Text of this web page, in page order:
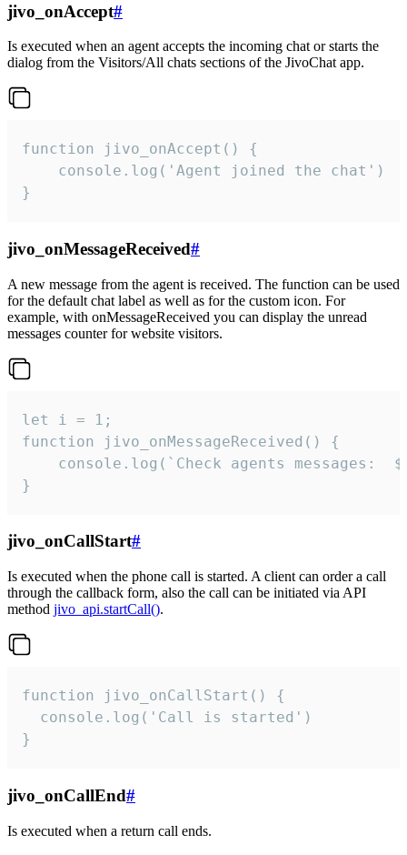
jivo_onAccept#
Is executed when an agent accepts the incoming chat or starts the
dialog from the Visitors/All chats sections of the JivoChat app.
function jivo_onAccept() {
}
jivo_onMessageReceived#
A new message from the agent is received. The function can be used
for the default chat label as well as for the custom icon. For
example, with onMessageReceived you can display the unread
messages counter for website visitors.
let i = 1;
function jivo_onMessageReceived() {
}
jivo_onCallStart#
Is executed when the phone call is started. A client can order a call
through the callback form, also the call can be initiated via API
method jivo_api.startCall().
function jivo_onCallStart() {
  console.log('Call is started')
}
jivo_onCallEnd#
Is executed when a return call ends.